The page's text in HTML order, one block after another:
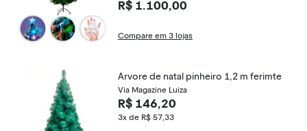
R$ 1.100,00
Compare em 3 lojas
Arvore de natal pinheiro 1,2 m ferimte
Via Magazine Luiza
R$ 146,20
3x de R$ 57,33